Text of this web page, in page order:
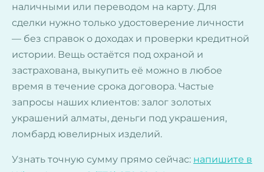
наличными или переводом на карту. Для
сделки нужно только удостоверение личности
— без справок о доходах и проверки кредитной
истории. Вещь остаётся под охраной и
застрахована, выкупить её можно в любое
время в течение срока договора. Частые
запросы наших клиентов: залог золотых
украшений алматы, деньги под украшения,
ломбард ювелирных изделий.
Узнать точную сумму прямо сейчас: напишите в